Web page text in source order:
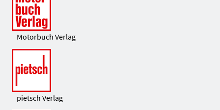
Motorbuch Verlag
pietsch Verlag